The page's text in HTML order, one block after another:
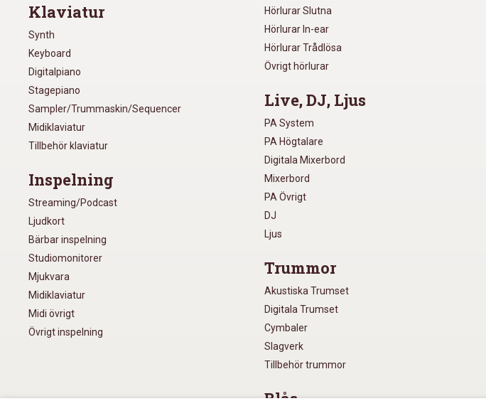
Klaviatur
Synth
Keyboard
Digitalpiano
Stagepiano
Sampler/Trummaskin/Sequencer
Midiklaviatur
Tillbehör klaviatur
Inspelning
Streaming/Podcast
Ljudkort
Bärbar inspelning
Studiomonitorer
Mjukvara
Midiklaviatur
Midi övrigt
Övrigt inspelning
Hörlurar Slutna
Hörlurar In-ear
Hörlurar Trådlösa
Övrigt hörlurar
Live, DJ, Ljus
PA System
PA Högtalare
Digitala Mixerbord
Mixerbord
PA Övrigt
DJ
Ljus
Trummor
Akustiska Trumset
Digitala Trumset
Cymbaler
Slagverk
Tillbehör trummor